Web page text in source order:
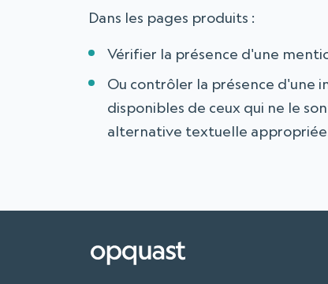
Dans les pages produits :
Vérifier la présence d'une
Ou contrôler la présence d'une
disponibles de ceux qui ne le
alternative textuelle